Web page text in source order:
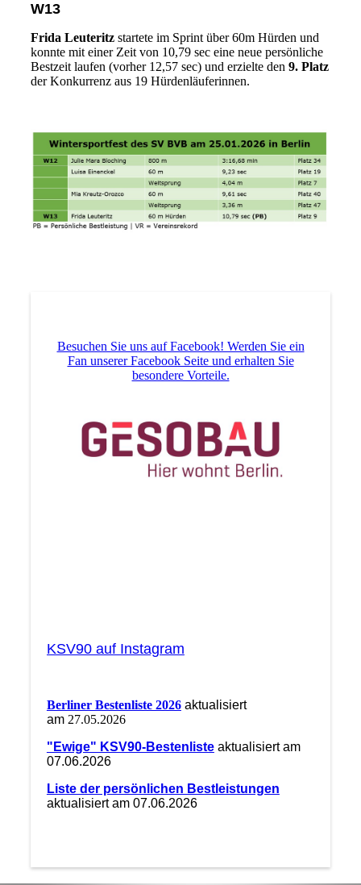
W13
Frida Leuteritzstartete im Sprint über 60m Hürden und
konnte mit einer Zeit von 10,79 sec eine neue persönliche
Bestzeit laufen (vorher 12,57 sec) und erzielte den 9. Platz
der Konkurrenz aus 19 Hürdenläuferinnen.
Besuchen Sie uns auf Facebook! Werden Sie ein
Fan unserer Facebook Seite und erhalten Sie
besondere Vorteile.
KSV90 auf Instagram
Berliner Bestenliste 2026 aktualisiert
am 27.05.2026
"Ewige" KSV90-Bestenlisteaktualisiert am
07.06.2026
Liste der persönlichen Bestleistungen
aktualisiert am 07.06.2026